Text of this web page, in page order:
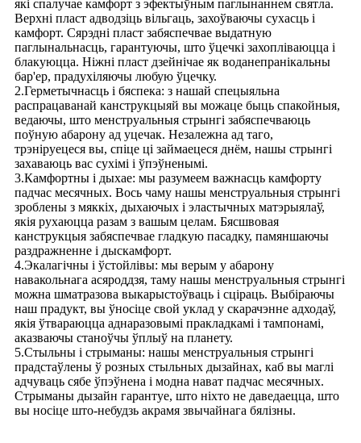
які спалучае камфорт з эфектыўным паглынаннем святла.
Верхні пласт адводзіць вільгаць, захоўваючы сухасць і
камфорт. Сярэдні пласт забяспечвае выдатную
паглынальнасць, гарантуючы, што ўцечкі захопліваюцца і
блакуюцца. Ніжні пласт дзейнічае як воданепранікальны
бар'ер, прадухіляючы любую ўцечку.
2.Герметычнасць і бяспека: з нашай спецыяльна
распрацаванай канструкцыяй вы можаце быць спакойныя,
ведаючы, што менструальныя стрынгі забяспечваюць
поўную абарону ад уцечак. Незалежна ад таго,
трэніруецеся вы, спіце ці займаецеся днём, нашы стрынгі
захаваюць вас сухімі і ўпэўненымі.
3.Камфортны і дыхае: мы разумеем важнасць камфорту
падчас месячных. Вось чаму нашы менструальныя стрынгі
зроблены з мяккіх, дыхаючых і эластычных матэрыялаў,
якія рухаюцца разам з вашым целам. Бясшвовая
канструкцыя забяспечвае гладкую пасадку, памяншаючы
раздражненне і дыскамфорт.
4.Экалагічны і ўстойлівы: мы верым у абарону
навакольнага асяроддзя, таму нашы менструальныя стрынгі
можна шматразова выкарыстоўваць і сціраць. Выбіраючы
наш прадукт, вы ўносіце свой уклад у скарачэнне адходаў,
якія ўтвараюцца аднаразовымі пракладкамі і тампонамі,
аказваючы станоўчы ўплыў на планету.
5.Стыльны і стрыманы: нашы менструальныя стрынгі
прадстаўлены ў розных стыльных дызайнах, каб вы маглі
адчуваць сябе ўпэўнена і модна нават падчас месячных.
Стрыманы дызайн гарантуе, што ніхто не даведаецца, што
вы носіце што-небудзь акрамя звычайнага бялізны.